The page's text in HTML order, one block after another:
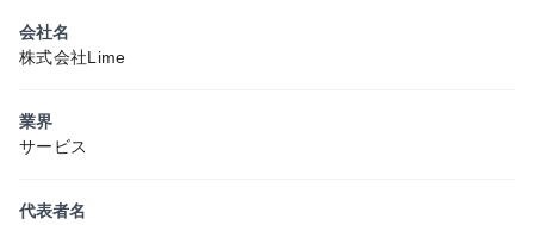
会社名
株式会社Lime
業界
サービス
代表者名